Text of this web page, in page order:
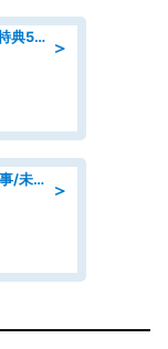
＞
2026年転職応援キャンペーン!入社特典58万円/デンソーで働こう!自動車工場で小型部品の検査業務 denso aichi
＞
社団法人での保健師・看護師のお仕事/未経験OK/要資格:普通免許、保健師、正看護師